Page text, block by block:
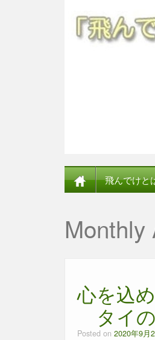
飛んでけと
Monthly
心を込
タイ
Posted on 2020年9月